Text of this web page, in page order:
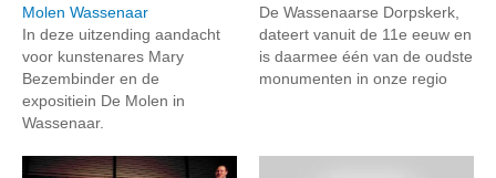
Molen Wassenaar
In deze uitzending aandacht
voor kunstenares Mary
Bezembinder en de
expositiein De Molen in
Wassenaar.
De Wassenaarse Dorpskerk,
dateert vanuit de 11e eeuw en
is daarmee één van de oudste
monumenten in onze regio